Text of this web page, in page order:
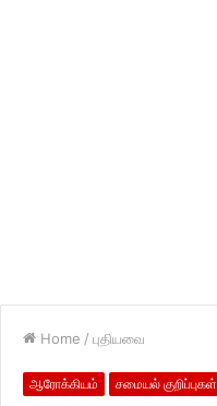
Home / புதியவை
ஆரோக்கியம் சமையல் குறிப்புகள்